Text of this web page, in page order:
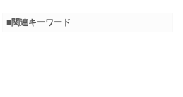
■関連キーワード